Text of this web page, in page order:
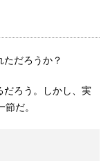
だろうか？
だろう。しかし、実
だ。